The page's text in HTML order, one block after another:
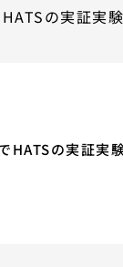
HATSの実証実